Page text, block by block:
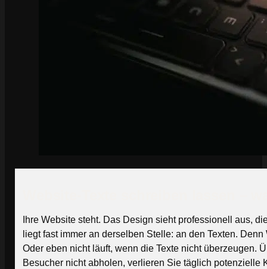
Ihre Website steht. Das Design sieht professionell aus,
liegt fast immer an derselben Stelle: an den Texten.
Oder eben nicht läuft, wenn die Texte nicht überzeugen.
Besucher nicht abholen, verlieren Sie täglich potenzielle